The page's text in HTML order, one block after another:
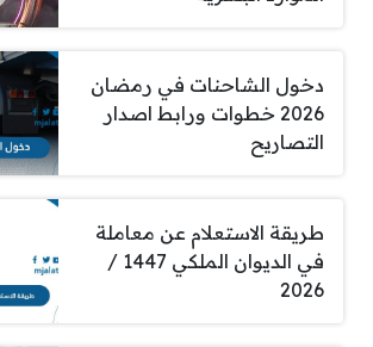
دخول الشاحنات في رمضان
2026 خطوات ورابط اصدار
التصاريح
طريقة الاستعلام عن معاملة
في الديوان الملكي 1447 /
2026